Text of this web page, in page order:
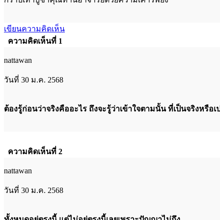
เขียนความคิดเห็น
ความคิดเห็นที่ 1
nattawan
วันที่ 30 ม.ค. 2568
ต้องรู้ก่อนว่าจริงคืออะไร ถึงจะรู้ว่าเข้าใจตามนั้น ที่เป็นจริงหรือเ
ความคิดเห็นที่ 2
nattawan
วันที่ 30 ม.ค. 2568